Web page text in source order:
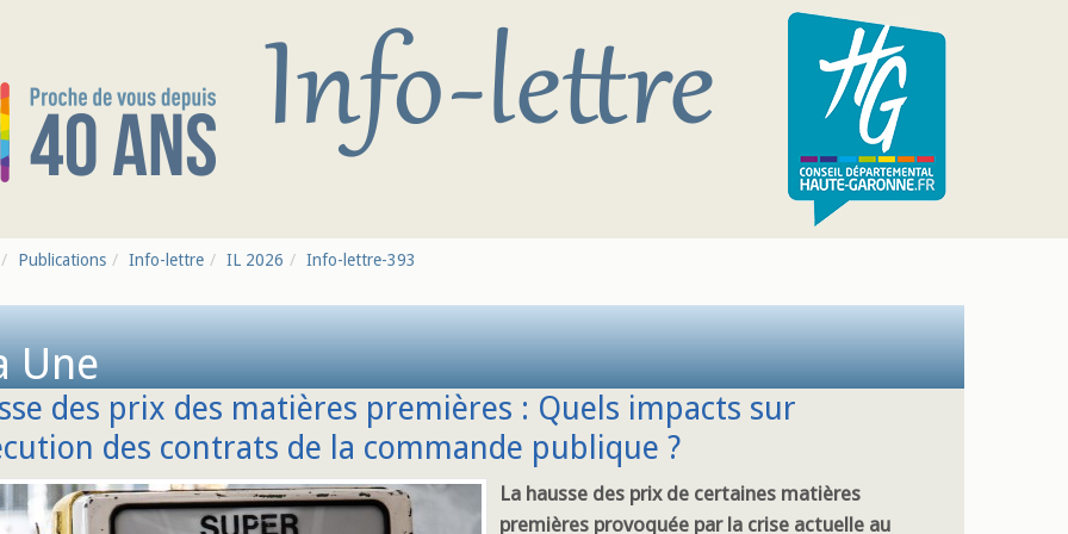
Publications Info-lettre IL 2026 Info-lettre-393
Une
des prix des matières premières : Quels impacts sur
des contrats de la commande publique ?
La hausse des prix de certaines matières
premières provoquée par la crise actuelle au